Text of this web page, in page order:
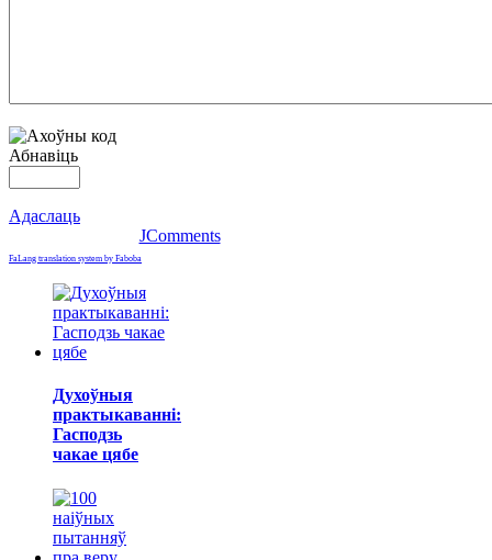
Абнавіць
Адаслаць
JComments
FaLang translation system by Faboba
Духоўныя
практыкаванні:
Гасподзь
чакае цябе